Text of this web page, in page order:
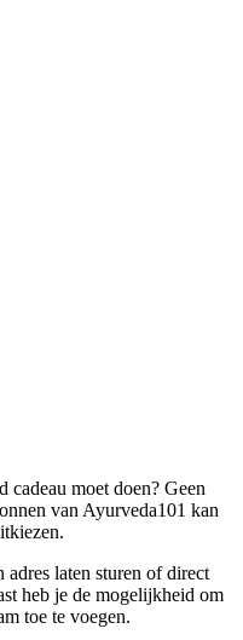
cadeau moet doen? Geen
van Ayurveda101 kan
adres laten sturen of direct
heb je de mogelijkheid om
toe te voegen.